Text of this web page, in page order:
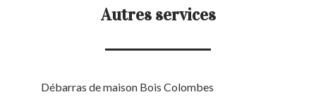
Autres services
Débarras de maison Bois Colombes